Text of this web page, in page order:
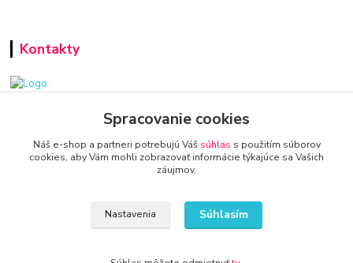
Kontakty
www.zariadenie-firmy.sk
+421 940 949 000
Spracovanie cookies
Náš e-shop a partneri potrebujú Váš súhlas s použitím súborov
cookies, aby Vám mohli zobrazovať informácie týkajúce sa Vašich
záujmov.
Nastavenia Súhlasím